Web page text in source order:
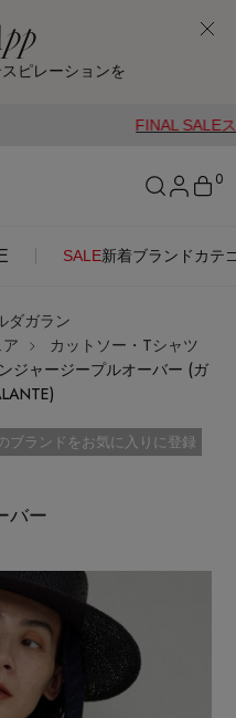
ピレーションを
FINAL SALEスタート！
SALE新着ブランド カテ
0
ム、セール情報を
ダガラン
カットソー・Tシャツ
ジャージープルオーバー (ガ
に入り済
ブランドをお気に入りに登録
バー